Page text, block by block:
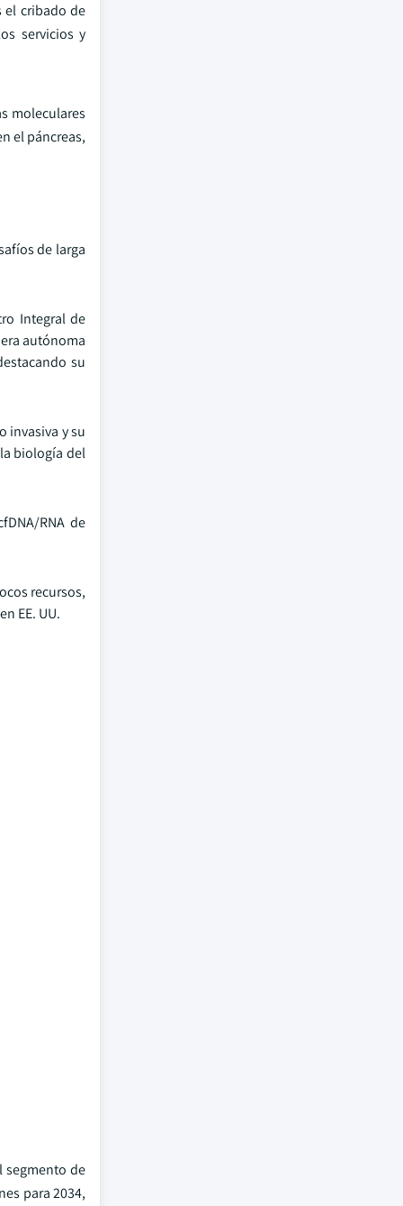
el cribado de
servicios y
moleculares
el páncreas,
de larga
Integral de
autónoma
su
invasiva y su
biología del
RNA de
recursos,
EE. UU.
segmento de
para 2034,